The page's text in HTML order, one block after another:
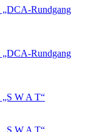
Rundgang
Rundgang
W A T“
W A T“